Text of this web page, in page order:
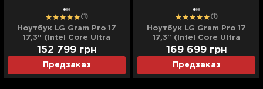
(1)
Ноутбук LG Gram Pro 17
17,3" (Intel Core Ultra
7/32GB/2TB (SSD)/RTX
5050) (17Z90TR-E.ADB7U1)
(Standard)
Предзаказ
152 799 грн
(1)
Ноутбук LG Gram Pro 17
17,3" (Intel Core Ultra
7/32GB/4TB (SSD)/RTX
5050) (17Z90TR-
E.ADB7U11) (Standard)
Предзаказ
169 699 грн